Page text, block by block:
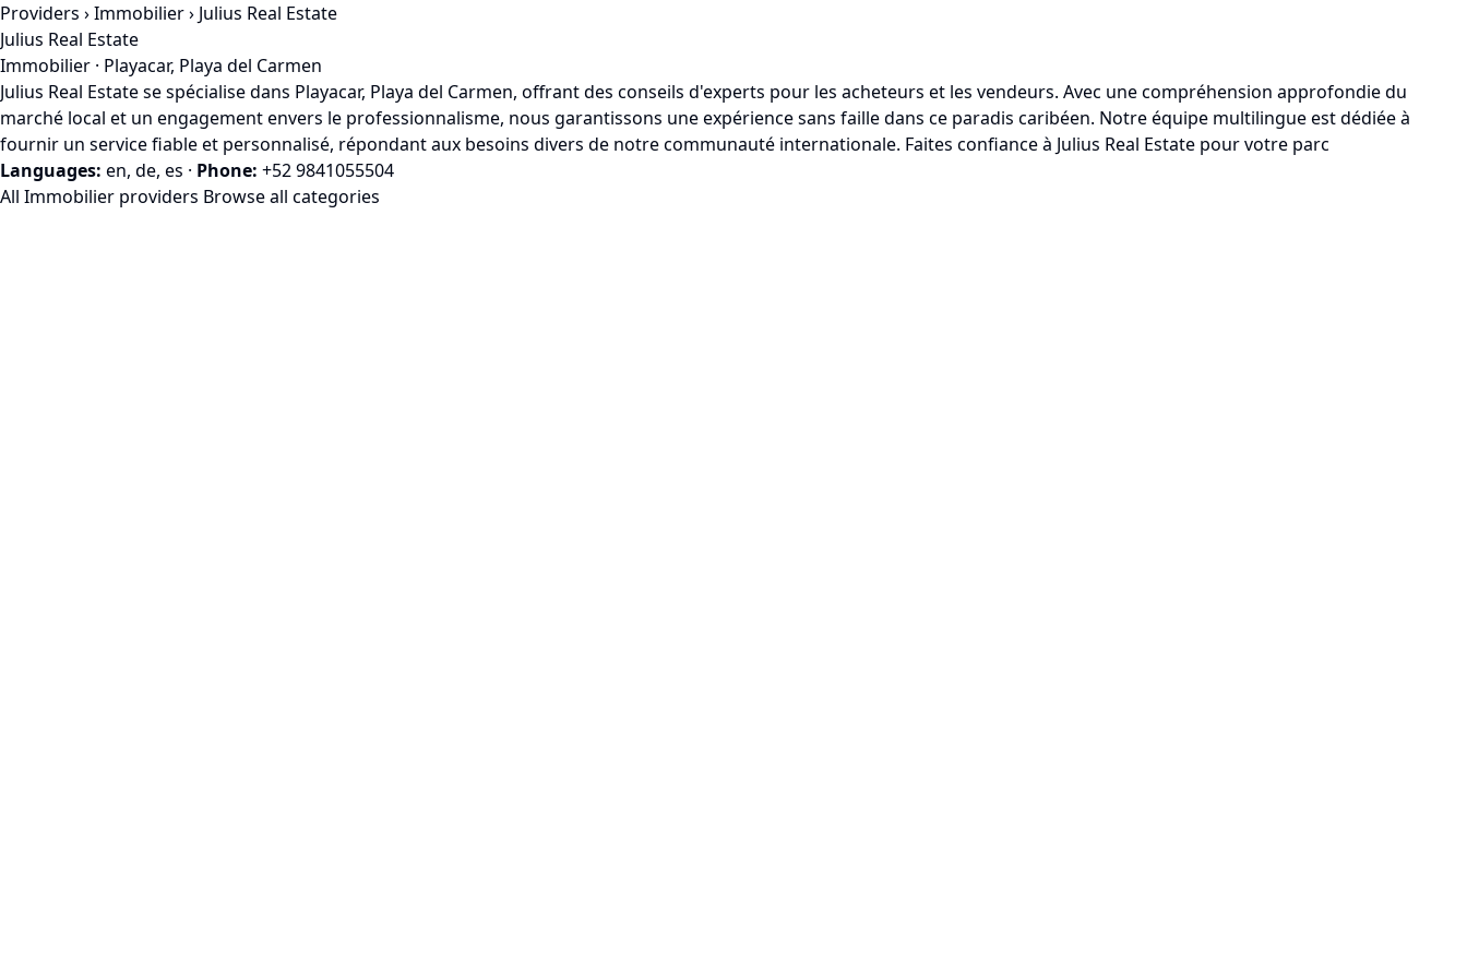
Providers ›Immobilier› Julius Real Estate
Julius Real Estate
Immobilier · Playacar, Playa del Carmen
Julius Real Estate se spécialise dans Playacar, Playa del Carmen, offrant des conseils d'experts pour les acheteurs et les vendeurs. Avec une compréhension approfondie du
marché local et un engagement envers le professionnalisme, nous garantissons une expérience sans faille dans ce paradis caribéen. Notre équipe multilingue est dédiée à
fournir un service fiable et personnalisé, répondant aux besoins divers de notre communauté internationale. Faites confiance à Julius Real Estate pour votre parc
Languages: en, de, es · Phone: +52 9841055504
All Immobilier providers Browse all categories